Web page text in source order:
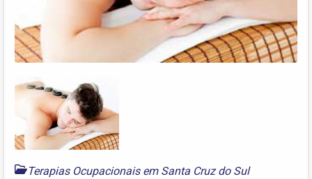
Terapias Ocupacionais em Santa Cruz do Sul